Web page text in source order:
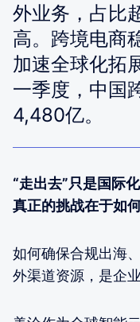
外业务，占比
高。跨境电商
加速全球化拓
一季度，中国
4,480亿。
“走出去”只是国际
真正的挑战在于如
如何确保合规出海
外渠道资源，是企